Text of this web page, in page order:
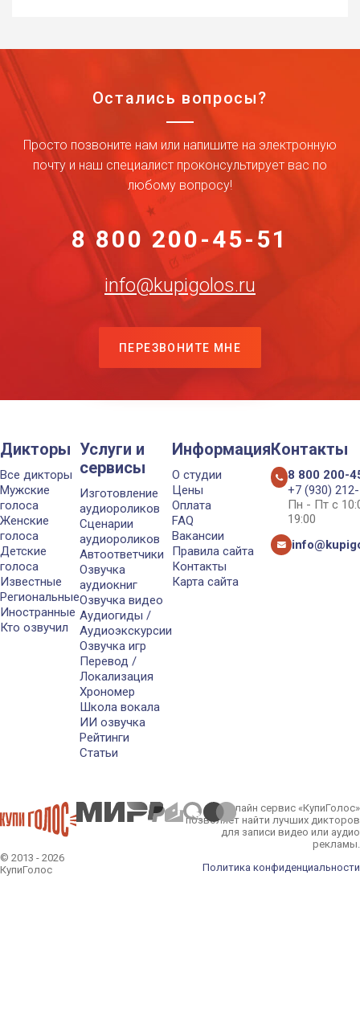
Остались вопросы?
Просто позвоните нам или напишите на электронную
почту и наш специалист проконсультирует вас по
любому вопросу!
8 800 200-45-51
info@kupigolos.ru
ПЕРЕЗВОНИТЕ МНЕ
Дикторы
Все дикторы
Мужские
голоса
Женские
голоса
Детские
голоса
Известные
Региональные
Иностранные
Кто озвучил
Услуги и
сервисы
Изготовление
аудиороликов
Сценарии
аудиороликов
Автоответчики
Озвучка
аудиокниг
Озвучка видео
Аудиогиды /
Аудиоэкскурсии
Озвучка игр
Перевод /
Локализация
Хрономер
Школа вокала
ИИ озвучка
Рейтинги
Статьи
Информация
О студии
Цены
Оплата
FAQ
Вакансии
Правила сайта
Контакты
Карта сайта
Контакты
8 800 200-
+7 (930)
Пн - Пт с
19:00
© 2013 - 2026
КупиГолос
Онлайн сервис «КупиГолос»
позволяет найти лучших дикторов
для записи видео или аудио
рекламы.
Политика конфиденциальности